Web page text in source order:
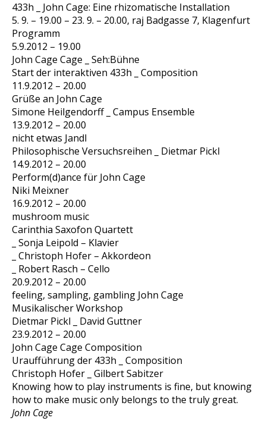
433h _ John Cage: Eine rhizomatische Installation
5. 9. – 19.00 – 23. 9. – 20.00, raj Badgasse 7, Klagenfurt
Programm
5.9.2012 – 19.00
John Cage Cage _ Seh:Bühne
Start der interaktiven 433h _ Composition
11.9.2012 – 20.00
Grüße an John Cage
Simone Heilgendorff _ Campus Ensemble
13.9.2012 – 20.00
nicht etwas Jandl
Philosophische Versuchsreihen _ Dietmar Pickl
14.9.2012 – 20.00
Perform(d)ance für John Cage
Niki Meixner
16.9.2012 – 20.00
mushroom music
Carinthia Saxofon Quartett
_ Sonja Leipold – Klavier
_ Christoph Hofer – Akkordeon
_ Robert Rasch – Cello
20.9.2012 – 20.00
feeling, sampling, gambling John Cage
Musikalischer Workshop
Dietmar Pickl _ David Guttner
23.9.2012 – 20.00
John Cage Cage Composition
Uraufführung der 433h _ Composition
Christoph Hofer _ Gilbert Sabitzer
Knowing how to play instruments is fine, but knowing
how to make music only belongs to the truly great.
John Cage